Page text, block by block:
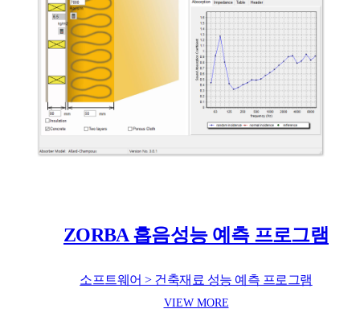
ZORBA 흡음성능 예측 프로그램
소프트웨어 > 건축재료 성능 예측 프로그램
VIEW MORE